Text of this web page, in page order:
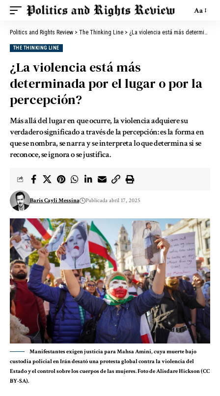
Aa
Politics and Rights Review > The Thinking Line > ¿La violencia está más determinada por el lugar o por la percepción?
THE THINKING LINE
¿La violencia está más
determinada por el lugar o por la
percepción?
Más allá del lugar en que ocurre, la violencia adquiere su
verdadero significado a través de la percepción: es la forma en
que se nombra, se narra y se interpreta lo que determina si se
reconoce, se ignora o se justifica.
Baris Cayli Messina Publicada abril 17, 2025
Manifestantes exigen justicia para Mahsa Amini, cuya muerte bajo
custodia policial en Irán desató una protesta global contra la violencia del
Estado y el control sobre los cuerpos de las mujeres. Foto de Alisdare Hickson (CC
BY-SA).